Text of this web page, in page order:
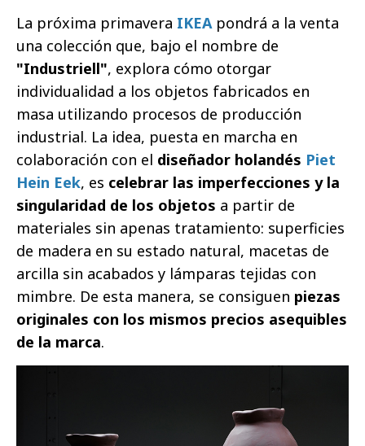
La próxima primavera IKEApondrá a la venta
una colección que, bajo el nombre de
"Industriell", explora cómo otorgar
individualidad a los objetos fabricados en
masa utilizando procesos de producción
industrial. La idea, puesta en marcha en
colaboración con el diseñador holandés Piet
Hein Eek, es celebrar las imperfecciones y la
singularidad de los objetos a partir de
materiales sin apenas tratamiento: superficies
de madera en su estado natural, macetas de
arcilla sin acabados y lámparas tejidas con
mimbre. De esta manera, se consiguen piezas
originales con los mismos precios asequibles
de la marca.